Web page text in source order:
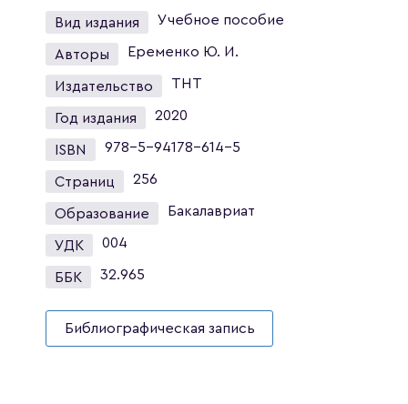
Вид издания Учебное пособие
Авторы Еременко Ю. И.
Издательство ТНТ
Год издания 2020
ISBN 978-5-94178-614-5
Страниц 256
Образование Бакалавриат
УДК 004
ББК 32.965
Библиографическая запись